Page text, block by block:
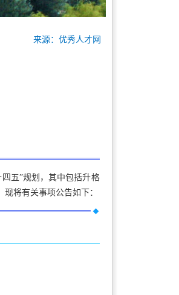
来源：优秀人才网
五”规划，其中包括升格
将有关事项公告如下：